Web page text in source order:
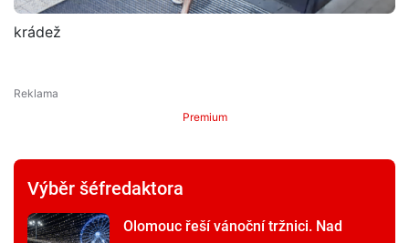
krádež
Premium
Výběr šéfredaktora
Olomouc řeší vánoční tržnici. Nad